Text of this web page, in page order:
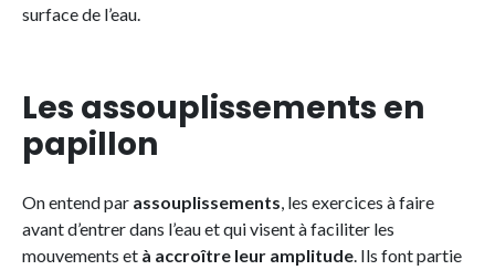
surface de l’eau.
Les assouplissements en
papillon
On entend par assouplissements, les exercices à faire
avant d’entrer dans l’eau et qui visent à faciliter les
mouvements et à accroître leur amplitude. Ils font partie